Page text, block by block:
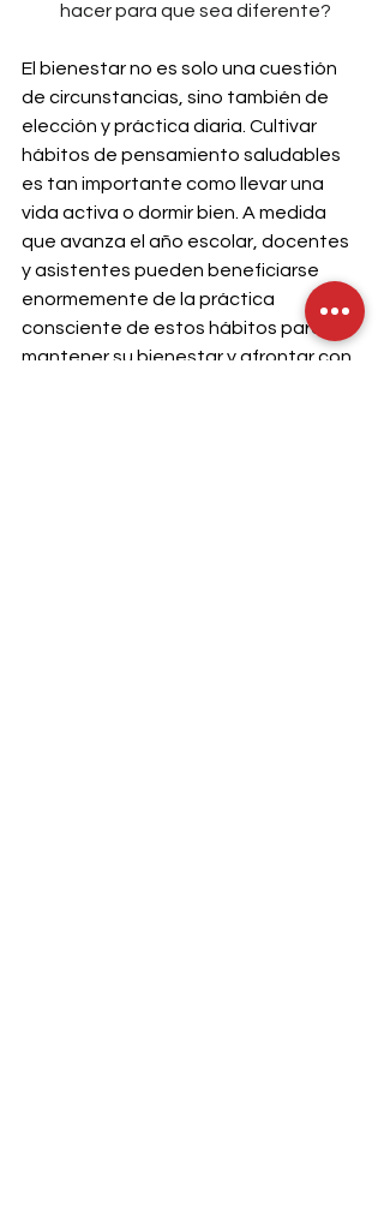
hacer para que sea diferente?
El bienestar no es solo una cuestión
de circunstancias, sino también de
elección y práctica diaria. Cultivar
hábitos de pensamiento saludables
es tan importante como llevar una
vida activa o dormir bien. A medida
que avanza el año escolar, docentes
y asistentes pueden beneficiarse
enormemente de la práctica
consciente de estos hábitos para
mantener su bienestar y afrontar con